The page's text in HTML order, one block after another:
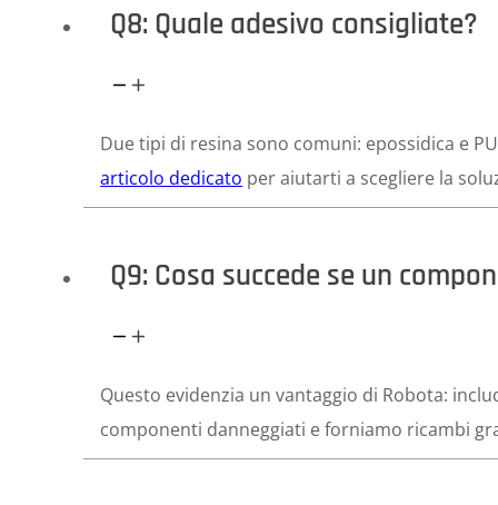
Q8: Quale adesivo consigliate?
Due tipi di resina sono comuni: epossidica e
articolo dedicato per aiutarti a scegliere la
Q9: Cosa succede se un
Questo evidenzia un vantaggio di Robota:
componenti danneggiati e forniamo ricambi